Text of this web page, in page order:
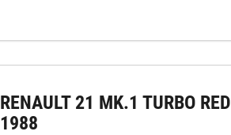
RENAULT 21 MK.1 TURBO RED
1988